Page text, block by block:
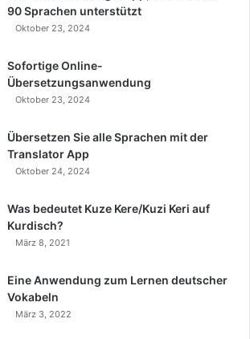
90 Sprachen unterstützt
Oktober 23, 2024
Sofortige Online-
Übersetzungsanwendung
Oktober 23, 2024
Übersetzen Sie alle Sprachen mit der
Translator App
Oktober 24, 2024
Was bedeutet Kuze Kere/Kuzi Keri auf
Kurdisch?
März 8, 2021
Eine Anwendung zum Lernen deutscher
Vokabeln
März 3, 2022